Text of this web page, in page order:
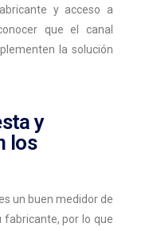
y acceso a
que el canal
la solución
y
los
un buen medidor de
fabricante, por lo que